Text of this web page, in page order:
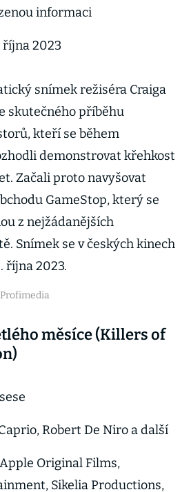
informaci
října 2023
snímek režiséra Craiga
skutečného příběhu
kteří se během
demonstrovat křehkost
Začali proto navyšovat
GameStop, který se
z nejžádanějších
Snímek se v českých kinech
října 2023.
měsíce (Killers of
Robert De Niro a další
Original Films,
Sikelia Productions,